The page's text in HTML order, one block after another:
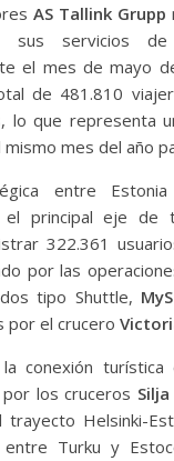
AS Tallink Grupp
sus servicios
el mes de mayo
de 481.810
lo que representa
mes del año
entre
el principal eje de
322.361
por las
tipo Shuttle,
por el crucero
conexión turística
los cruceros
trayecto Helsinki-
entre Turku y